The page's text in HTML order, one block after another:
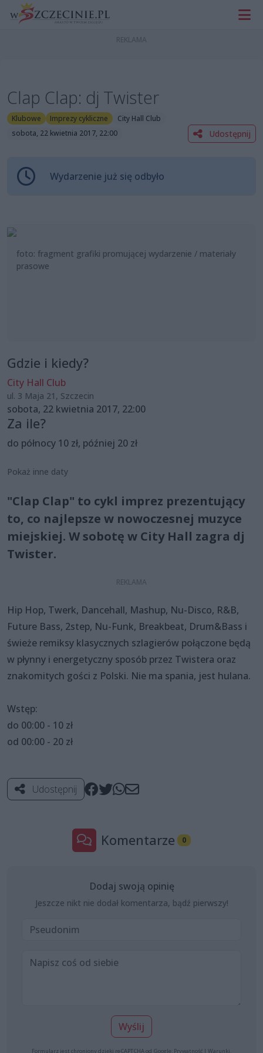
Clap Clap: dj Twister
Klubowe Imprezy cykliczne
City Hall Club
sobota, 22 kwietnia 2017, 22:00
Udostępnij
Wydarzenie już się odbyło
foto: fragment grafiki promującej wydarzenie / materiały
prasowe
Gdzie i kiedy?
City Hall Club
ul. 3 Maja 21, Szczecin
sobota, 22 kwietnia 2017, 22:00
Za ile?
do północy 10 zł, później 20 zł
Pokaż inne daty
"Clap Clap" to cykl imprez prezentujący
to, co najlepsze w nowoczesnej muzyce
miejskiej. W sobotę w City Hall zagra dj
Twister.
Hip Hop, Twerk, Dancehall, Mashup, Nu-Disco, R&B,
Future Bass, 2step, Nu-Funk, Breakbeat, Drum&Bass i
świeże remiksy klasycznych szlagierów połączone będą
w płynny i energetyczny sposób przez Twistera oraz
znakomitych gości z Polski. Nie ma spania, jest hulana.
Wstęp:
do 00:00 - 10 zł
od 00:00 - 20 zł
Udostępnij
Komentarze 0
Dodaj swoją opinię
Jeszcze nikt nie dodał komentarza, bądź pierwszy!
Wyślij
Formularz jest chroniony dzięki reCAPTCHA od Google: Prywatność | Warunki